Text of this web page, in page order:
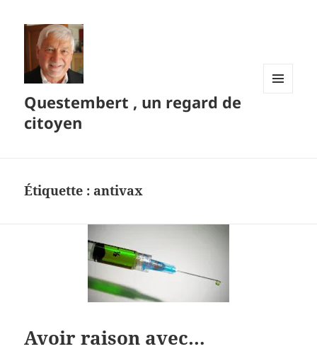
Questembert , un regard de
citoyen
Étiquette : antivax
Avoir raison avec…